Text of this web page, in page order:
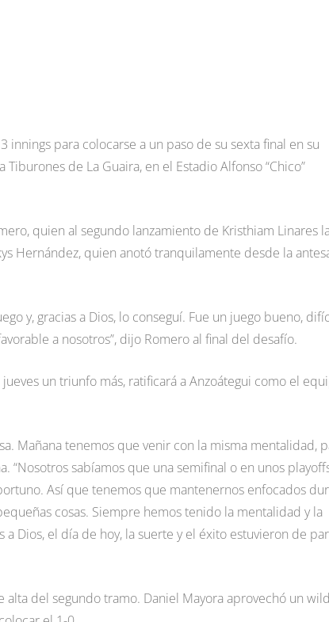
innings para colocarse a un paso de su sexta final en su
de La Guaira, en el Estadio Alfonso “Chico”
quien al segundo lanzamiento de Kristhiam Linares
Hernández, quien anotó tranquilamente desde la
y, gracias a Dios, lo conseguí. Fue un juego bueno,
a nosotros”, dijo Romero al final del desafío.
un triunfo más, ratificará a Anzoátegui como el
Mañana tenemos que venir con la misma mentalidad,
“Nosotros sabíamos que una semifinal o en unos
Así que tenemos que mantenernos enfocados
cosas. Siempre hemos tenido la mentalidad y la
Dios, el día de hoy, la suerte y el éxito estuvieron de
del segundo tramo. Daniel Mayora aprovechó un